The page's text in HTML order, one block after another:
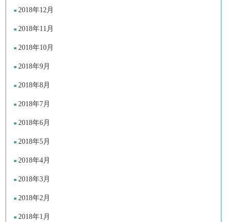
2018年12月
2018年11月
2018年10月
2018年9月
2018年8月
2018年7月
2018年6月
2018年5月
2018年4月
2018年3月
2018年2月
2018年1月